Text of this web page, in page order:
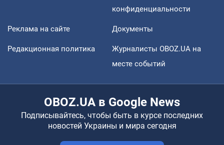
конфиденциальности
Реклама на сайте Документы
Редакционная политика
Журналисты OBOZ.UA на
месте событий
OBOZ.UA в Google News
Подписывайтесь, чтобы быть в курсе последних
новостей Украины и мира сегодня